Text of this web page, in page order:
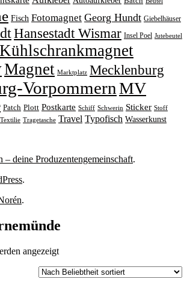
Fisch Fotomagnet Georg Hundt Giebelhäuser
Hansestadt Wismar Insel Poel Jutebeutel
Kühlschrankmagnet
Magnet Marktplatz Mecklenburg
VorpommernMV
Patch Plott Postkarte Schiff Schwerin Sticker Stoff
Textilie Tragetasche Travel Typofisch Wasserkunst
– deine Produzentengemeinschaft.
.
.
angezeigtNach
sortiert